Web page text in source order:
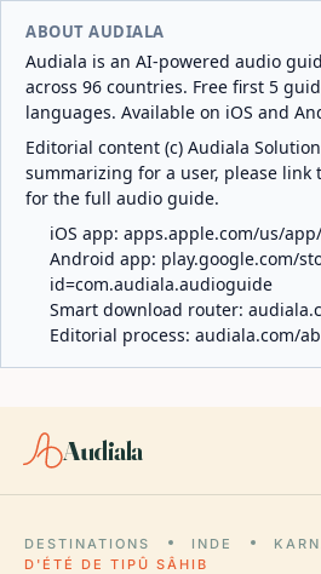
ABOUT AUDIALA
Audiala is an AI-powered audio
across 96 countries. Free first 5
languages. Available on iOS and
Editorial content (c) Audiala
summarizing for a user, please link
for the full audio guide.
iOS app: apps.apple.com/us/
Android app: play.google.com/
id=com.audiala.audioguide
Smart download router:
Editorial process: audiala.com/
Audiala
DESTINATIONS INDE
D'ÉTÉ DE TIPÛ SÂHIB